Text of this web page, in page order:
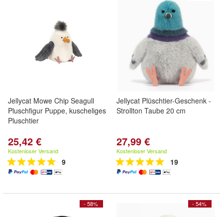
Jellycat Mowe Chip Seagull
Pluschfigur Puppe, kuscheliges
Pluschtier
25,42 €
Kostenloser Versand
9
Jellycat Plüschtier-Geschenk -
Strollton Taube 20 cm
27,99 €
Kostenloser Versand
19
- 58% - 54%